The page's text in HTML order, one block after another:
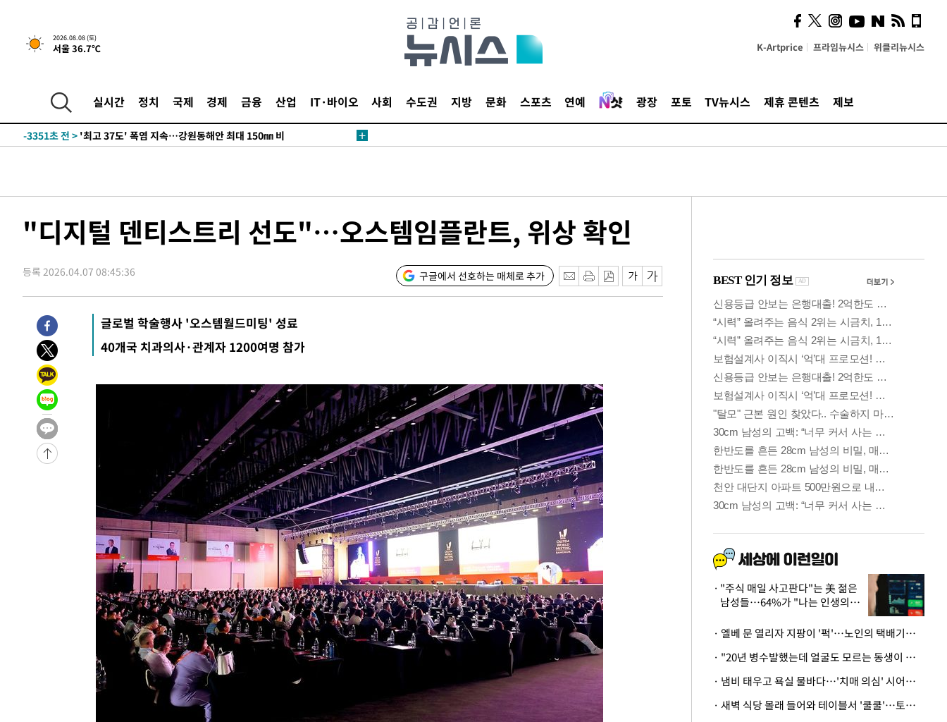
2026.08.08 (토)
서울 36.7℃ K-Artprice 프라임뉴시스 위클리뉴시스
실시간 정치 국제 경제 금융 산업 IT·바이오 사회 수도권 지방 문화 스포츠 연예 광장 포토 TV뉴시스 제휴 콘텐츠 제보
-23592초 전 >남자 농구, 나고야 아시안게임서 '홈팀' 일본과 한일전
-22968초 전 >여수 오동도 해상서 모터보트 전복…1명 사망·1명 실종
주 날씨]
-16213초 전 >
축구협회 "압수수색·성접대 논란 사과…쇄신의 기회로 삼겠다"
-14730초 전 >
송"
-3351초 전 > '최고 37도' 폭염 지속…강원동해안 최대 150㎜ 비
-28368초 전 >백운산서 80년근 천종산삼 9뿌리 발견…감정가 1.3억원
-23612초 전 >
남자 농구, 나고야 아시안게임서 '홈팀' 일본과 한일전
-19215초 전 >극한폭염 한풀 꺾이지만…'낮 최고 35도' 무더위, 열대야 계속[다음
-16233초 전 >축구협회 "압수수색·성접대 논란 사과…쇄신의 기회로 삼겠다"
-14750초 전 >
[속보]'압수수색·성접대 논란' 축구협회 "실망과 걱정 안겨드려 죄
송"
-3371초 전 >
'최고 37도' 폭염 지속…강원동해안 최대 150㎜ 비
58분 전 >
[속보]뉴욕증시 상승 마감…S&P 0.6% 나스닥 1.3%↑
"디지털 덴티스트리 선도"…오스템임플란트, 위상 확인
등록 2026.04.07 08:45:36 구글에서 선호하는 매체로 추가
글로벌 학술행사 '오스템월드미팅' 성료
40개국 치과의사·관계자 1200여명 참가
사이 해답 찾았죠"…알을
깨고 나온 '초자아'
"주식 매일 사고판다"는 美 젊은
남성들…64%가 "나는 인생의
· 엘베 문 열리자 지팡이 '퍽'…노인의 택배기사 폭행 이유
· "20년 병수발했는데 얼굴도 모르는 동생이 유산 절반을"…배다른 형제 상속권 있을까
· 냄비 태우고 욕실 물바다…'치매 의심' 시어머니 검사 권유했다가 '날벼락'
· 새벽 식당 몰래 들어와 테이블서 '쿨쿨'…토사물 남기고 사라진 남성